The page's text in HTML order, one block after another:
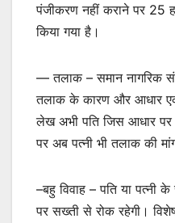
पंजीकरण नहीं कराने पर 25
किया गया है।
— तलाक – समान नागरिक
तलाक के कारण और आधार
लेख अभी पति जिस आधार
पर अब पत्नी भी तलाक की
–बहु विवाह – पति या पत्नी के
पर सख्ती से रोक रहेगी।